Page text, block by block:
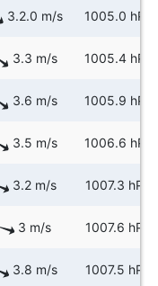
3.2.0 m/s 1005.0 hPa
3.3 m/s 1005.4 hPa
3.6 m/s 1005.9 hPa
3.5 m/s 1006.6 hPa
3.2 m/s 1007.3 hPa
3 m/s 1007.6 hPa
3.8 m/s 1007.5 hPa